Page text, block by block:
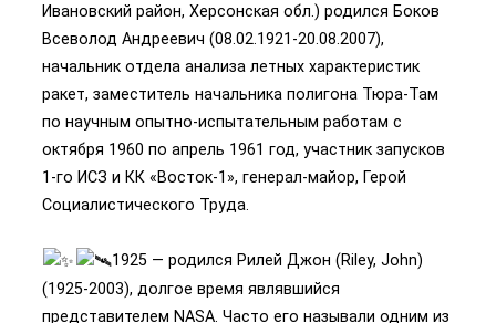
Ивановский район, Херсонская обл.) родился Боков
Всеволод Андреевич (08.02.1921-20.08.2007),
начальник отдела анализа летных характеристик
ракет, заместитель начальника полигона Тюра-Там
по научным опытно-испытательным работам с
октября 1960 по апрель 1961 год, участник запусков
1-го ИСЗ и КК «Восток-1», генерал-майор, Герой
Социалистического Труда.
1925 — родился Рилей Джон (Riley, John)
(1925-2003), долгое время являвшийся
представителем NASA. Часто его называли одним из